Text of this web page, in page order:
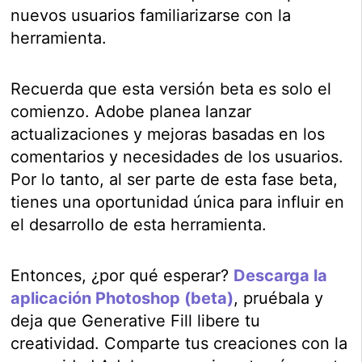
nuevos usuarios familiarizarse con la
herramienta.
Recuerda que esta versión beta es solo el
comienzo. Adobe planea lanzar
actualizaciones y mejoras basadas en los
comentarios y necesidades de los usuarios.
Por lo tanto, al ser parte de esta fase beta,
tienes una oportunidad única para influir en
el desarrollo de esta herramienta.
Entonces, ¿por qué esperar? Descarga la
aplicación Photoshop (beta), pruébala y
deja que Generative Fill libere tu
creatividad. Comparte tus creaciones con la